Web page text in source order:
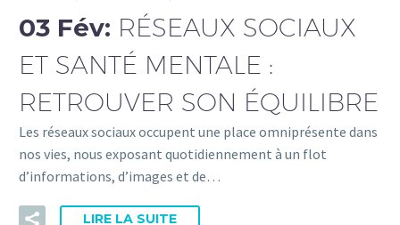
03 Fév: RÉSEAUX SOCIAUX
ET SANTÉ MENTALE :
RETROUVER SON ÉQUILIBRE
Les réseaux sociaux occupent une place omniprésente dans
nos vies, nous exposant quotidiennement à un flot
d’informations, d’images et de…
LIRE LA SUITE